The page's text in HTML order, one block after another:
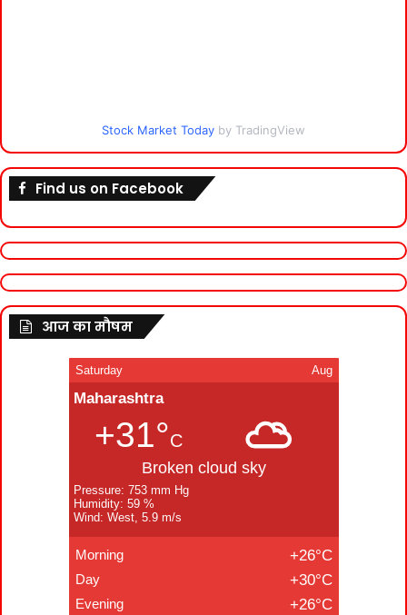
Stock Market Today by TradingView
Find us on Facebook
आज का मौषम
Saturday Aug
Maharashtra
+31°C
Broken cloud sky
Pressure: 753 mm Hg
Humidity: 59 %
Wind: West, 5.9 m/s
Morning +26°C
Day +30°C
Evening +26°C